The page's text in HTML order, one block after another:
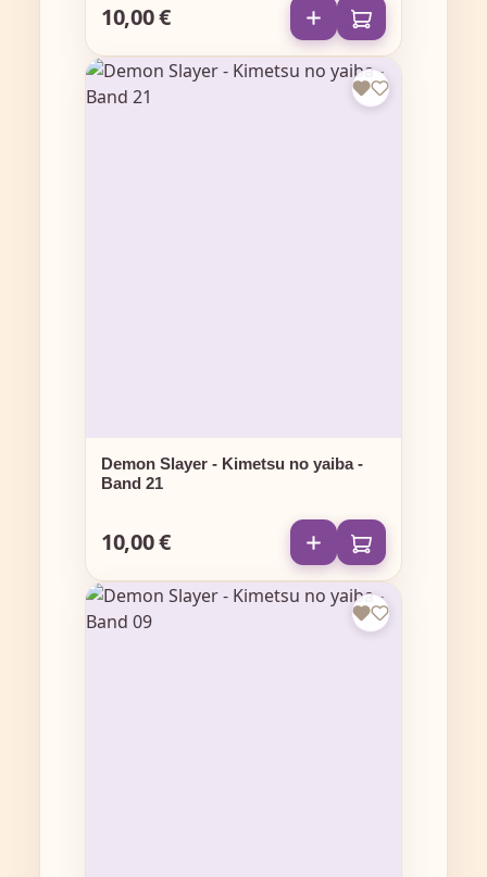
Regulärer Preis:
10,00 €
Demon Slayer - Kimetsu no yaiba -
Band 21
Regulärer Preis:
10,00 €